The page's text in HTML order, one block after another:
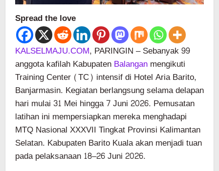
Spread the love
KALSELMAJU.COM, PARINGIN – Sebanyak 99
anggota kafilah KabupatenBalanganmengikuti
Training Center (TC) intensif di Hotel Aria Barito,
Banjarmasin. Kegiatan berlangsung selama delapan
hari mulai 31 Mei hingga 7 Juni 2026. Pemusatan
latihan ini mempersiapkan mereka menghadapi
MTQ Nasional XXXVII Tingkat Provinsi Kalimantan
Selatan. Kabupaten Barito Kuala akan menjadi tuan
pada pelaksanaan 18–26 Juni 2026.